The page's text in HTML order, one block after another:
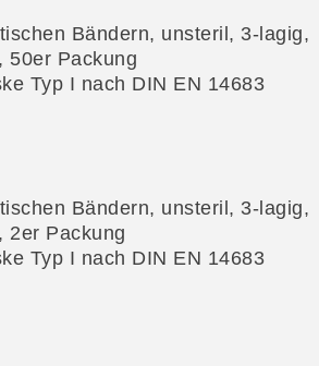
Bändern, unsteril, 3-lagig,
50er Packung
Typ I nach DIN EN 14683
Bändern, unsteril, 3-lagig,
2er Packung
Typ I nach DIN EN 14683